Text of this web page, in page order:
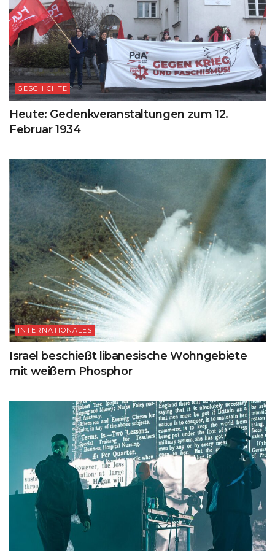
GESCHICHTE
Heute: Gedenkveranstaltungen zum 12.
Februar 1934
INTERNATIONALES
Israel beschießt libanesische Wohngebiete
mit weißem Phosphor